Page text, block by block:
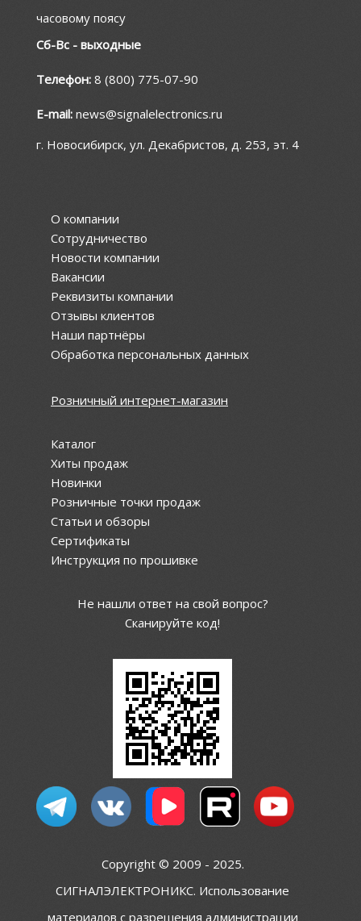
часовому поясу
Сб-Вс - выходные
Телефон: 8 (800) 775-07-90
E-mail: news@signalelectronics.ru
г. Новосибирск, ул. Декабристов, д. 253, эт. 4
О компании
Сотрудничество
Новости компании
Вакансии
Реквизиты компании
Отзывы клиентов
Наши партнёры
Обработка персональных данных
Розничный интернет-магазин
Каталог
Хиты продаж
Новинки
Розничные точки продаж
Статьи и обзоры
Сертификаты
Инструкция по прошивке
Не нашли ответ на свой вопрос?
Сканируйте код!
Copyright © 2009 - 2025.
СИГНАЛЭЛЕКТРОНИКС. Использование
материалов с разрешения администрации